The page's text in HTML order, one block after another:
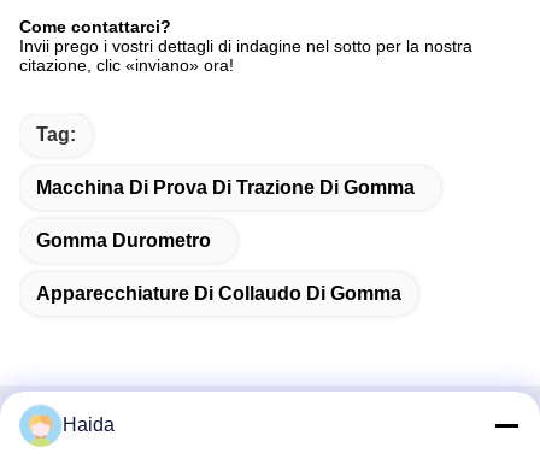
Come contattarci?
Invii prego i vostri dettagli di indagine nel sotto per la nostra
citazione, clic «inviano» ora!
Tag:
Macchina Di Prova Di Trazione Di Gomma
Gomma Durometro
Apparecchiature Di Collaudo Di Gomma
Contatto rapido
Haida